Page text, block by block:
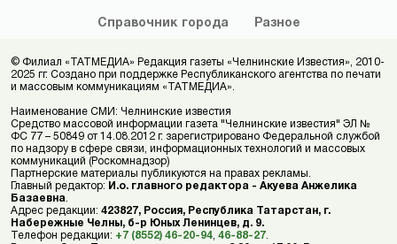
Справочник города Разное
© Филиал «ТАТМЕДИА» Редакция газеты «Челнинские Известия», 2010-
2025 гг. Создано при поддержке Республиканского агентства по печати
и массовым коммуникациям «ТАТМЕДИА».
Наименование СМИ: Челнинские известия
Средство массовой информации газета "Челнинские известия" ЭЛ №
ФС 77 – 50849 от 14.08.2012 г. зарегистрировано Федеральной службой
по надзору в сфере связи, информационных технологий и массовых
коммуникаций (Роскомнадзор)
Партнерские материалы публикуются на правах рекламы.
Главный редактор: И.о. главного редактора - Акуева Анжелика
Базаевна
Адрес редакции: 423827, Россия, Республика Татарстан, г.
Набережные Челны, б-р Юных Ленинцев, д. 9.
Телефон редакции: +7 (8552) 46-20-94 46-88-27